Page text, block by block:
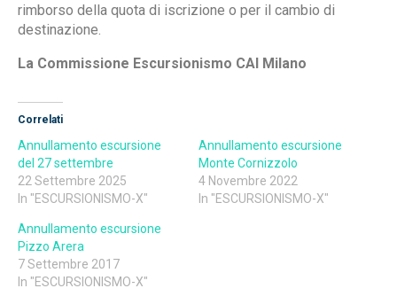
rimborso della quota di iscrizione o per il cambio di
destinazione.
La Commissione Escursionismo CAI Milano
Correlati
Annullamento escursione
del 27 settembre
22 Settembre 2025
In "ESCURSIONISMO-X"
Annullamento escursione
Monte Cornizzolo
4 Novembre 2022
In "ESCURSIONISMO-X"
Annullamento escursione
Pizzo Arera
7 Settembre 2017
In "ESCURSIONISMO-X"